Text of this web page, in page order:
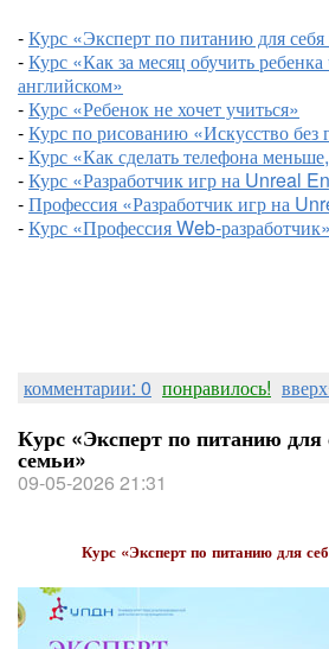
-Курс «Эксперт по питанию для
-Курс «Как за месяц обучить
английском»
-Курс «Ребенок не хочет учиться»
-Курс по рисованию «Искусство без
-Курс «Как сделать телефона
-Курс «Разработчик игр на Unreal
-Профессия «Разработчик игр на
-Курс «Профессия Web-разработчик»
комментарии: 0 понравилось!
Курс «Эксперт по питанию для
семьи»
09-05-2026 21:31
Курс «Эксперт по питанию для